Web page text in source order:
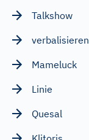
Talkshow
verbalisieren
Mameluck
Linie
Quesal